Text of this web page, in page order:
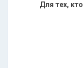
Для тех, кто